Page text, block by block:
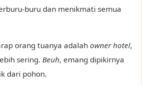
buru dan menikmati semua
orang tuanya adalah owner hotel,
sering. Beuh, emang dipikirnya
dari pohon.